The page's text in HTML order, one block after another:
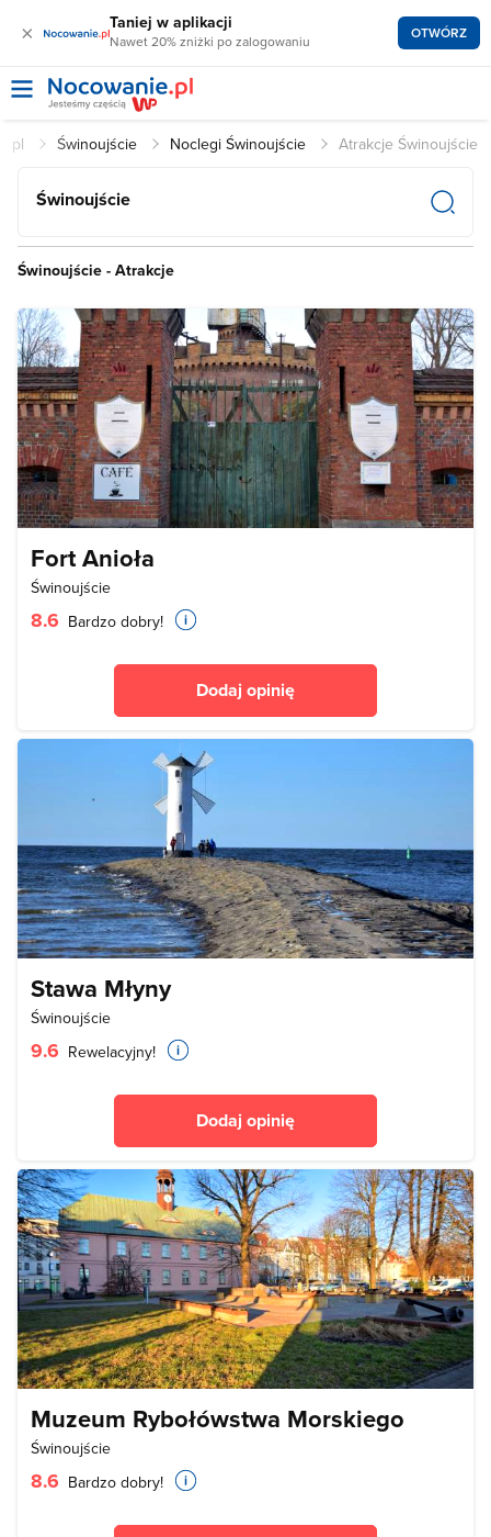
× Taniej w aplikacji
Nawet 20% zniżki po zalogowaniu OTWÓRZ
Świnoujście Noclegi Świnoujście Atrakcje Świnoujście
Świnoujście
Świnoujście - Atrakcje
Fort Anioła
Świnoujście
8.6 Bardzo dobry!
Dodaj opinię
Stawa Młyny
Świnoujście
9.6 Rewelacyjny!
Dodaj opinię
Muzeum Rybołówstwa Morskiego
Świnoujście
8.6 Bardzo dobry!